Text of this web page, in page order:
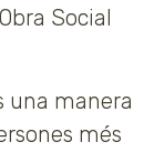
Social
una manera
més